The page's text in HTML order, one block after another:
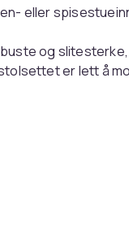
eller
og
er lett å